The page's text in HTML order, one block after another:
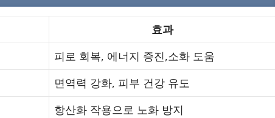
효과
피로 회복, 에너지 증진,소화 도움
면역력 강화, 피부 건강 유도
항산화 작용으로 노화 방지